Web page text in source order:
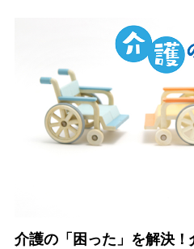
介護の「困った」を解決！